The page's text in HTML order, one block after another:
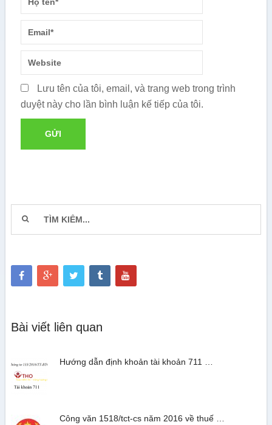
Lưu tên của tôi, email, và trang web trong trình
duyệt này cho lần bình luận kế tiếp của tôi.
Bài viết liên quan
Hướng dẫn định khoản tài khoản 711 …
Công văn 1518/tct-cs năm 2016 về thuế …